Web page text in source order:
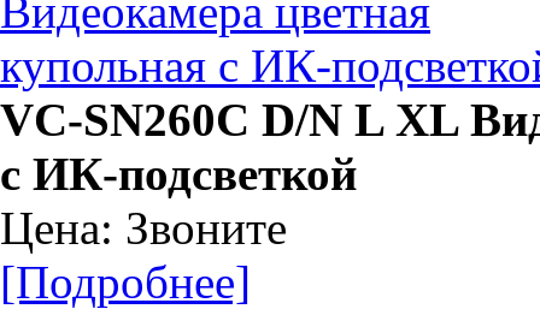
VC-SN260C D/N L XL
с ИК-подсветкой
Цена: Звоните
[Подробнее]